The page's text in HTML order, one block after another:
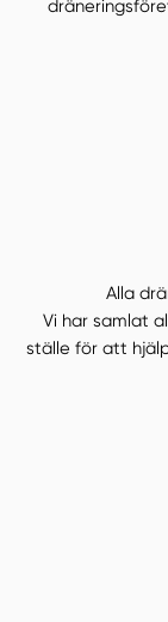
Alla
Vi har samlat
ställe för att